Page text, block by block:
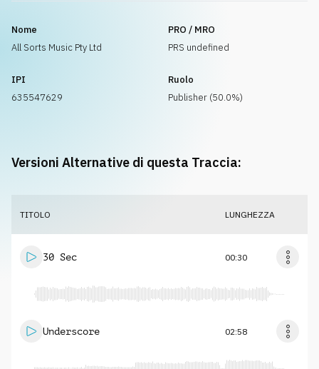
Nome
All Sorts Music Pty Ltd
PRO / MRO
PRS undefined
IPI
635547629
Ruolo
Publisher (50.0%)
Versioni Alternative di questa Traccia:
TITOLO LUNGHEZZA
30 Sec 00:30
Underscore 02:58